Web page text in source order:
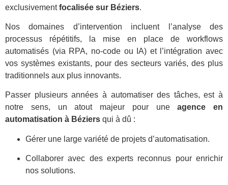
exclusivementfocalisée sur Béziers.
Nos domaines d’intervention incluent l’analyse des
processus répétitifs, la mise en place de workflows
automatisés (via RPA, no-code ou IA) et l’intégration avec
vos systèmes existants, pour des secteurs variés, des plus
traditionnels aux plus innovants.
Passer plusieurs années à automatiser des tâches, est à
notre sens, un atout majeur pour uneagence en
automatisation à Béziers qui à dû :
Gérer une large variété de projets d’automatisation.
Collaborer avec des experts reconnus pour enrichir
nos solutions.